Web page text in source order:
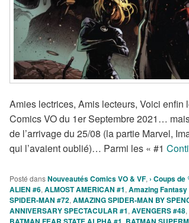
Amies lectrices, Amis lecteurs, Voici enfin
Comics VO du 1er Septembre 2021…
de l’arrivage du 25/08 (la partie Marvel,
qui l’avaient oublié)… Parmi les « #1
Posté dansNouveautés Comics VO & VF, › Coups
ALIEN #6, ALMOST AMERICAN #1, Amazing Fantasy
SPIDER-MAN #72, AMAZING SPIDER-MAN BY
ANNIVERSARY SPECTACULAR #1, AVENGERS #48,
,